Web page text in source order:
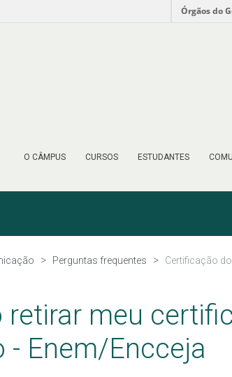
Órgãos do
O CÂMPUS CURSOS ESTUDANTES
Perguntas frequentes Certificação
retirar meu
- Enem/Encceja